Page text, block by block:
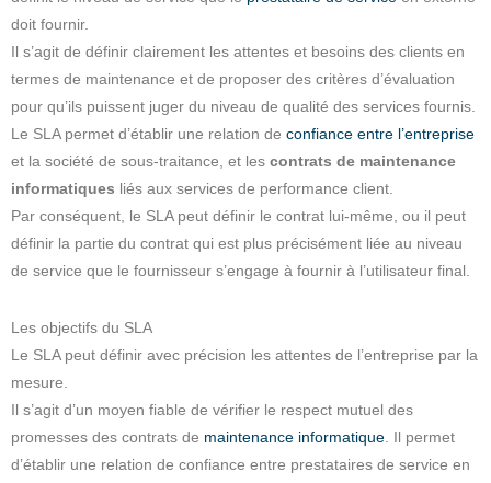
doit fournir.
Il s’agit de définir clairement les attentes et besoins des clients en
termes de maintenance et de proposer des critères d’évaluation
pour qu’ils puissent juger du niveau de qualité des services fournis.
Le SLA permet d’établir une relation de confiance entre l’entreprise
et la société de sous-traitance, et les contrats de maintenance
informatiques liés aux services de performance client.
Par conséquent, le SLA peut définir le contrat lui-même, ou il peut
définir la partie du contrat qui est plus précisément liée au niveau
de service que le fournisseur s’engage à fournir à l’utilisateur final.
Les objectifs du SLA
Le SLA peut définir avec précision les attentes de l’entreprise par la
mesure.
Il s’agit d’un moyen fiable de vérifier le respect mutuel des
promesses des contrats de maintenance informatique. Il permet
d’établir une relation de confiance entre prestataires de service en